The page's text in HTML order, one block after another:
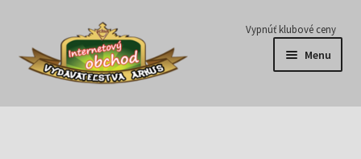
Preskočiť
navigáciu
Preskočiť
obsah
Vypnúť klubové ceny
Menu
Série